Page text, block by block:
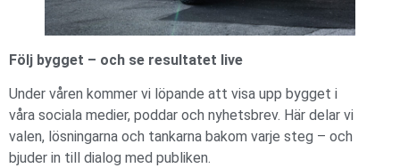
Följ bygget – och se resultatet live
Under våren kommer vi löpande att visa upp bygget i
våra sociala medier, poddar och nyhetsbrev. Här delar vi
valen, lösningarna och tankarna bakom varje steg – och
bjuder in till dialog med publiken.